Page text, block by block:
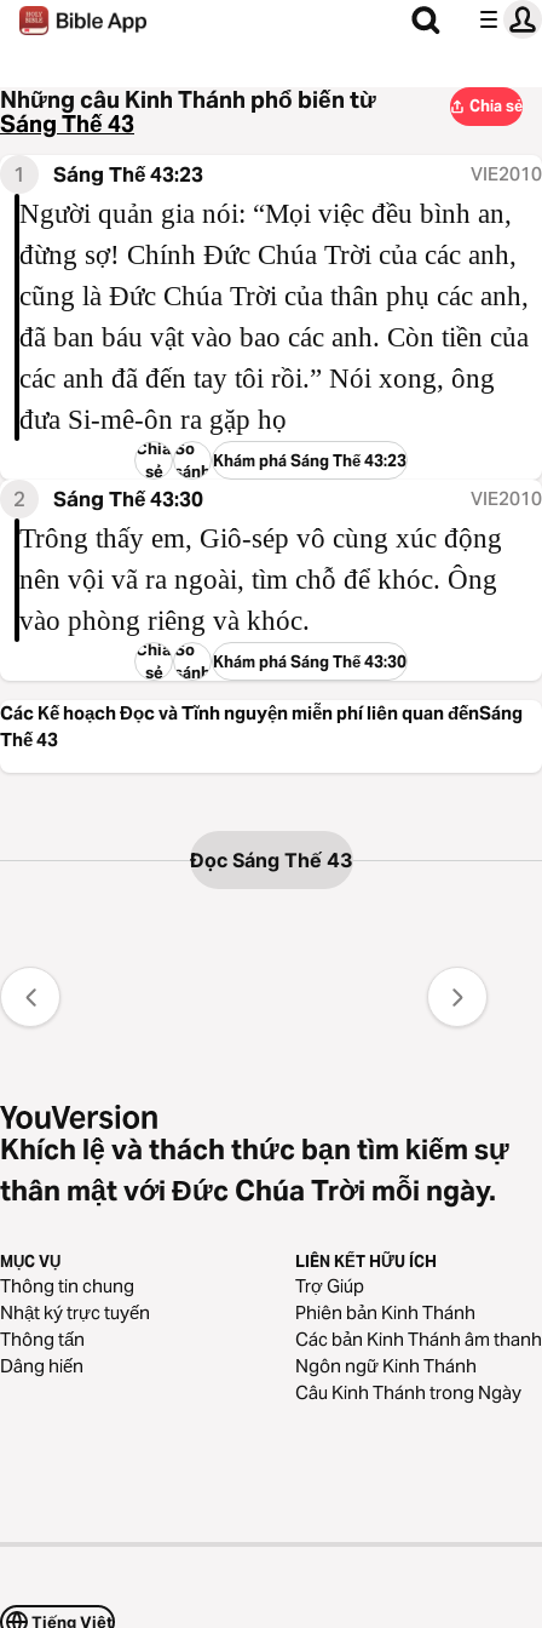
Những câu Kinh Thánh phổ biến từ
Sáng Thế 43
Chia sẻ
1 Sáng Thế 43:23 VIE2010
Người quản gia nói: “Mọi việc đều bình an,
đừng sợ! Chính Đức Chúa Trời của các anh,
cũng là Đức Chúa Trời của thân phụ các anh,
đã ban báu vật vào bao các anh. Còn tiền của
các anh đã đến tay tôi rồi.” Nói xong, ông
đưa Si-mê-ôn ra gặp họ
Chia
sẻ
So
sánh
Khám phá Sáng Thế 43:23
2 Sáng Thế 43:30 VIE2010
Trông thấy em, Giô-sép vô cùng xúc động
nên vội vã ra ngoài, tìm chỗ để khóc. Ông
vào phòng riêng và khóc.
Chia
sẻ
So
sánh
Khám phá Sáng Thế 43:30
Các Kế hoạch Đọc và Tĩnh nguyện miễn phí liên quan đếnSáng
Thế 43
Đọc Sáng Thế 43
Khích lệ và thách thức bạn tìm kiếm sự
thân mật với Đức Chúa Trời mỗi ngày.
MỤC VỤ
Thông tin chung
Nhật ký trực tuyến
Thông tấn
Dâng hiến
LIÊN KẾT HỮU ÍCH
Trợ Giúp
Phiên bản Kinh Thánh
Các bản Kinh Thánh âm thanh
Ngôn ngữ Kinh Thánh
Câu Kinh Thánh trong Ngày
Tiếng Việt